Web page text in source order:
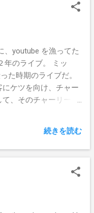
、youtube を漁ってた
年のライブ。 ミッ
た時期のライブだ。
ケツを向け、チャー
、そのチャーリー
こいい。
続きを読む